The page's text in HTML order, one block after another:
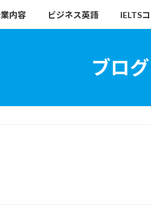
内容 ビジネス英語 IELTS
ブログ